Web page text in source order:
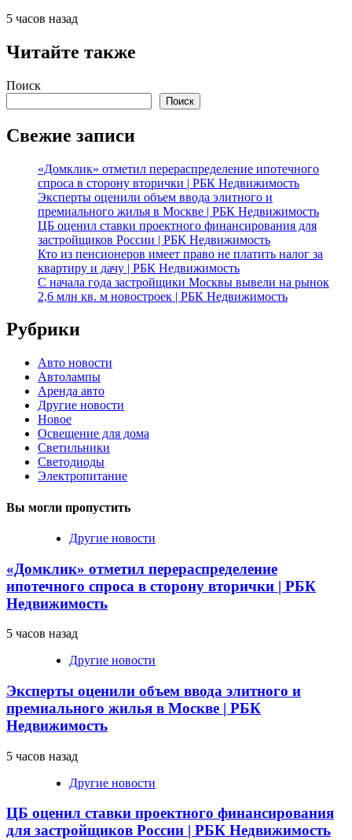
5 часов назад
Читайте также
Поиск
Поиск
Свежие записи
«Домклик» отметил перераспределение ипотечного
спроса в сторону вторички | РБК Недвижимость
Эксперты оценили объем ввода элитного и
премиального жилья в Москве | РБК Недвижимость
ЦБ оценил ставки проектного финансирования для
застройщиков России | РБК Недвижимость
Кто из пенсионеров имеет право не платить налог за
квартиру и дачу | РБК Недвижимость
С начала года застройщики Москвы вывели на рынок
2,6 млн кв. м новостроек | РБК Недвижимость
Рубрики
Авто новости
Автолампы
Аренда авто
Другие новости
Новое
Освещение для дома
Светильники
Светодиоды
Электропитание
Вы могли пропустить
Другие новости
«Домклик» отметил перераспределение
ипотечного спроса в сторону вторички | РБК
Недвижимость
5 часов назад
Другие новости
Эксперты оценили объем ввода элитного и
премиального жилья в Москве | РБК
Недвижимость
5 часов назад
Другие новости
ЦБ оценил ставки проектного финансирования
для застройщиков России | РБК Недвижимость